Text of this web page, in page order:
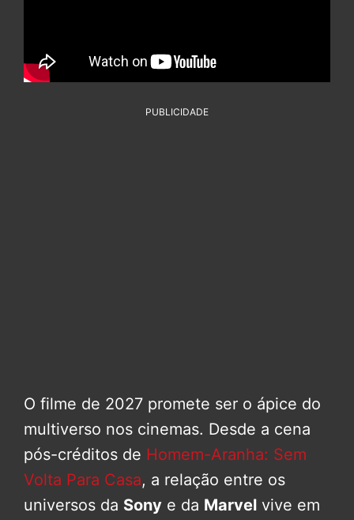
PUBLICIDADE
O filme de 2027 promete ser o ápice do
multiverso nos cinemas. Desde a cena
pós-créditos de Homem-Aranha: Sem
Volta Para Casa, a relação entre os
universos da Sony e da Marvel vive em